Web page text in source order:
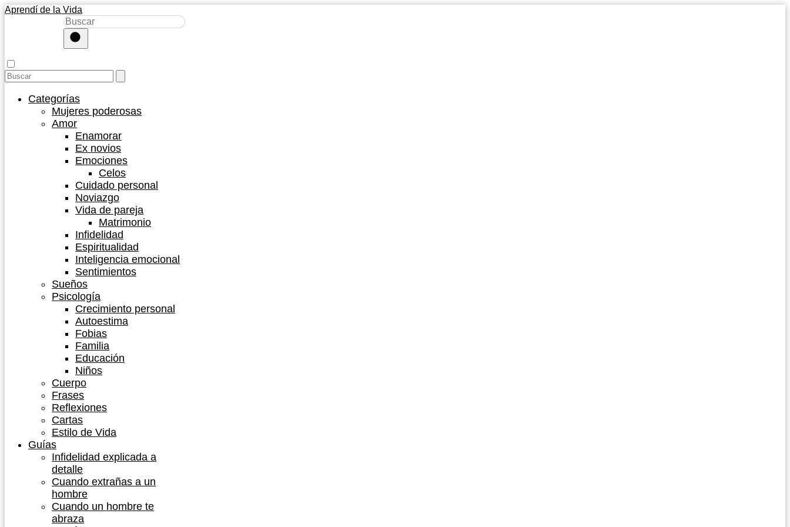
Aprendí de la Vida
Categorías
Mujeres poderosas
Amor
Enamorar
Ex novios
Emociones
Celos
Cuidado personal
Noviazgo
Vida de pareja
Matrimonio
Infidelidad
Espiritualidad
Inteligencia emocional
Sentimientos
Sueños
Psicología
Crecimiento personal
Autoestima
Fobias
Familia
Educación
Niños
Cuerpo
Frases
Reflexiones
Cartas
Estilo de Vida
Guías
Infidelidad explicada a
detalle
Cuando extrañas a un
hombre
Cuando un hombre te
abraza